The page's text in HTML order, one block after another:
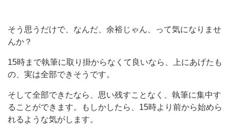
そう思うだけで、なんだ、余裕じゃん、って気になりませ
んか？
15時まで執筆に取り掛からなくて良いなら、上にあげたも
の、実は全部できそうです。
そして全部できたなら、思い残すことなく、執筆に集中す
ることができます。もしかしたら、15時より前から始めら
れるような気がします。